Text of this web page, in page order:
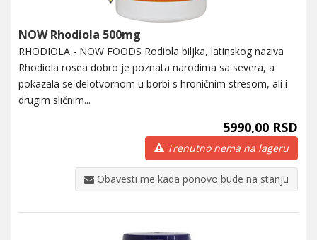
NOW Rhodiola 500mg
RHODIOLA - NOW FOODS Rodiola biljka, latinskog naziva
Rhodiola rosea dobro je poznata narodima sa severa, a
pokazala se delotvornom u borbi s hroničnim stresom, ali i
drugim sličnim...
5990,00 RSD
Trenutno nema na lageru
Obavesti me kada ponovo bude na stanju